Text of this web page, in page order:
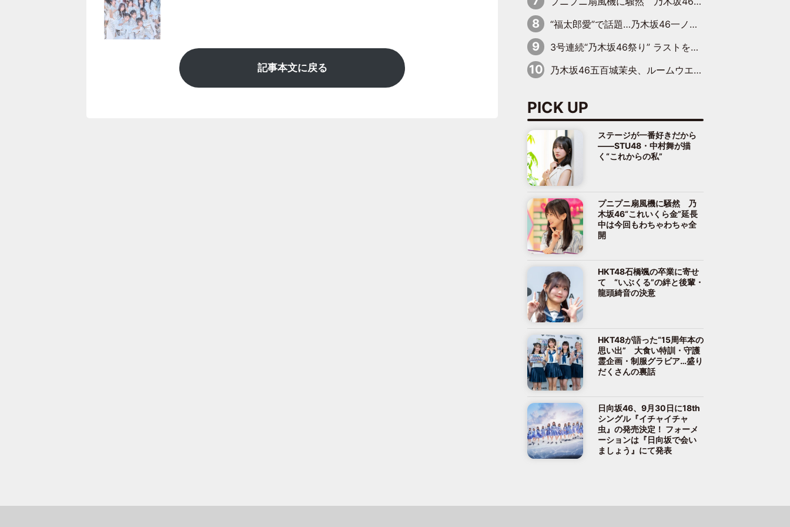
記事本文に戻る
“福太郎愛”で話題…乃木坂46一ノ瀬美空、地元福岡『めんべい25周年トップサポーター』に就任
3号連続“乃木坂46祭り” ラストを飾るのは賀喜遥香…5年ぶりの登場に「5年分大人になった私を見ていただけたら」
乃木坂46五百城茉央、ルームウエアでリラックス「今回のグラビアを見て成長を感じていただけるとうれしい」
PICK UP
ステージが一番好きだから
――STU48・中村舞が描
く“これからの私”
プニプニ扇風機に騒然 乃
木坂46“これいくら金”延長
中は今回もわちゃわちゃ全
開
HKT48石橋颯の卒業に寄せ
て “いぶくる”の絆と後輩・
龍頭綺音の決意
HKT48が語った“15周年本の
思い出” 大食い特訓・守護
霊企画・制服グラビア…盛り
だくさんの裏話
日向坂46、9月30日に18th
シングル『イチャイチャ
虫』の発売決定！ フォーメ
ーションは『日向坂で会い
ましょう』にて発表